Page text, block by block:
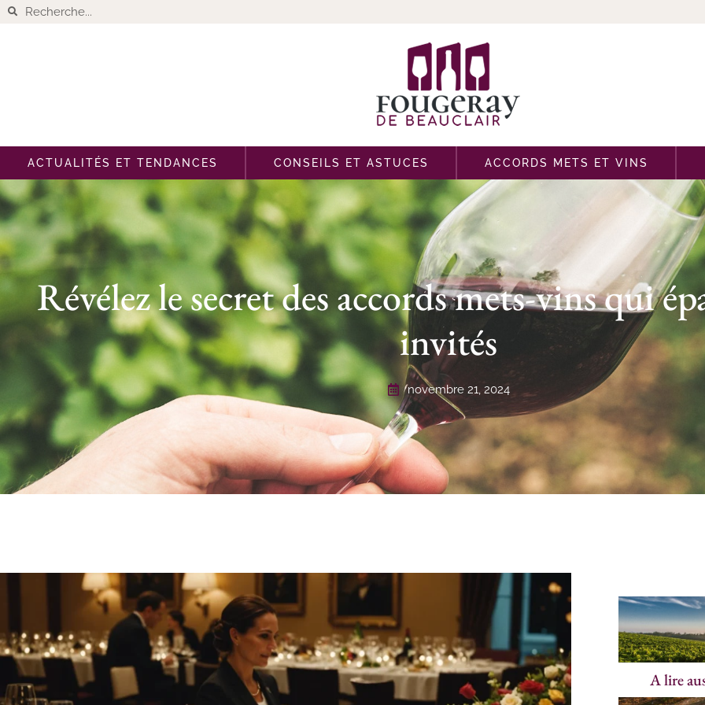
ACTUALITÉS ET TENDANCES CONSEILS ET ASTUCES ACCORDS METS ET VINS
Révélez le secret des accords mets-vins qui
invités
novembre 21, 2024
A lire